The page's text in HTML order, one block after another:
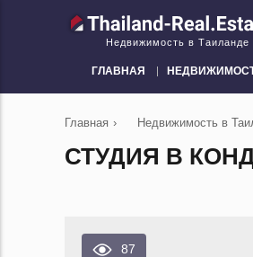
Недвижимость в Таиланде
ГЛАВНАЯ
Главная › Недвижимость в
СТУДИЯ В
87